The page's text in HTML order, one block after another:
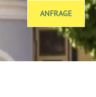
ANFRAGE